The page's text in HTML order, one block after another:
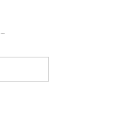
水戸京成店 ピッコーネ・ピッコーネクラブ